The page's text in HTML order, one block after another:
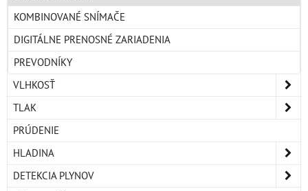
KOMBINOVANÉ SNÍMAČE
DIGITÁLNE PRENOSNÉ ZARIADENIA
PREVODNÍKY
VLHKOSŤ
TLAK
PRÚDENIE
HLADINA
DETEKCIA PLYNOV